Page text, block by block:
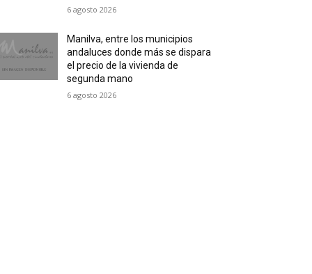
6 agosto 2026
Manilva, entre los municipios
andaluces donde más se dispara
el precio de la vivienda de
segunda mano
6 agosto 2026